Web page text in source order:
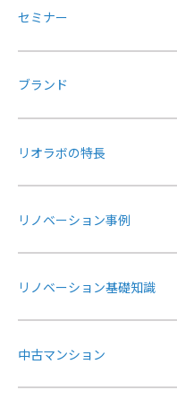
セミナー
ブランド
リオラボの特長
リノベーション事例
リノベーション基礎知識
中古マンション